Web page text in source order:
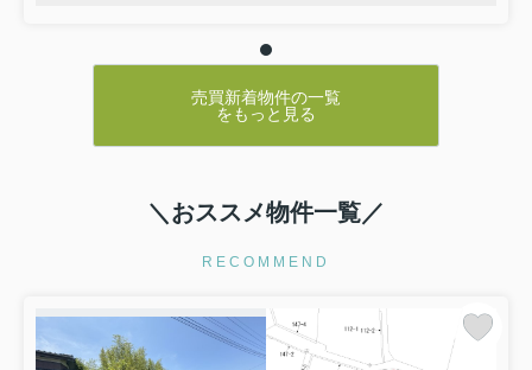
◆同じ物件を何度でも見学可能です◎
◆転勤がないのでずっと同じ担当者◎
◆一組ずつ丁寧に対応致します◎
◆質問し放題の敷居の低い不動産屋◎
売買新着物件の一覧
をもっと見る
＼おススメ物件一覧／
RECOMMEND